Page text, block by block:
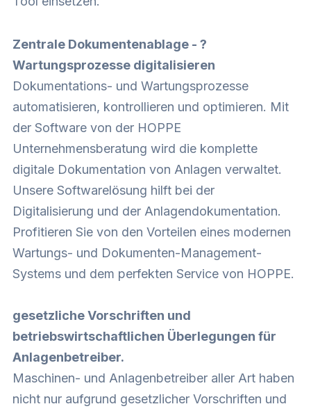
Zentrale Dokumentenablage - ?
Wartungsprozesse digitalisieren
Dokumentations- und Wartungsprozesse
automatisieren, kontrollieren und optimieren. Mit
der Software von der HOPPE
Unternehmensberatung wird die komplette
digitale Dokumentation von Anlagen verwaltet.
Unsere Softwarelösung hilft bei der
Digitalisierung und der Anlagendokumentation.
Profitieren Sie von den Vorteilen eines modernen
Wartungs- und Dokumenten-Management-
Systems und dem perfekten Service von HOPPE.
gesetzliche Vorschriften und
betriebswirtschaftlichen Überlegungen für
Anlagenbetreiber.
Maschinen- und Anlagenbetreiber aller Art haben
nicht nur aufgrund gesetzlicher Vorschriften und